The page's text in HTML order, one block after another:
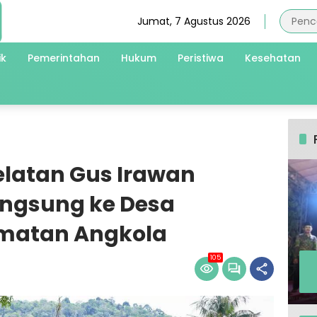
Jumat, 7 Agustus 2026
Pemerintahan Hukum Peristiwa Kesehatan
Gus Irawan
ke Desa
Angkola
105